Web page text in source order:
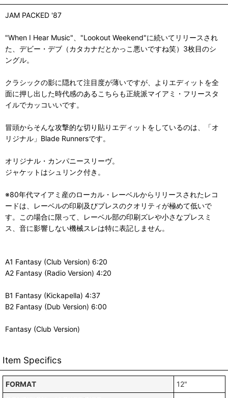
JAM PACKED '87
"When I Hear Music"、"Lookout Weekend"に続いてリリースされ
た、デビー・デブ（カタカナだとかっこ悪いですね笑）3枚目のシ
ングル。
クラシックの影に隠れて注目度が薄いですが、よりエディットを全
面に押し出した時代感のあるこちらも正統派マイアミ・フリースタ
イルでカッコいいです。
冒頭からそんな攻撃的な切り貼りエディットをしているのは、「オ
リジナル」Blade Runnersです。
オリジナル・カンパニースリーヴ。
ジャケットはシュリンク付き。
※80年代マイアミ産のローカル・レーベルからリリースされたレコ
ードは、レーベルの印刷及びプレスのクオリティが極めて低いで
す。この場合に限って、レーベル部の印刷ズレや小さなプレスミ
ス、音に影響しない機械スレは特に表記しません。
A1 Fantasy (Club Version) 6:20
A2 Fantasy (Radio Version) 4:20
B1 Fantasy (Kickapella) 4:37
B2 Fantasy (Dub Version) 6:00
Fantasy (Club Version)
Item Specifics
FORMAT
12"